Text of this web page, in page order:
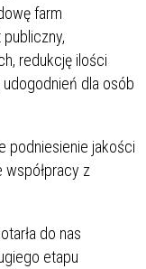
farm
redukcję ilości
dla osób
podniesienie jakości
współpracy z
do nas
etapu